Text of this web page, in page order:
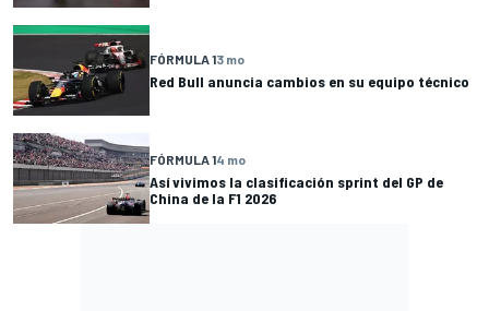
FÓRMULA 13 mo
Red Bull anuncia cambios en su equipo técnico
FÓRMULA 14 mo
Así vivimos la clasificación sprint del GP de
China de la F1 2026